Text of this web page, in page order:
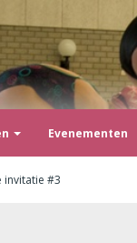
Evenementen
invitatie #3